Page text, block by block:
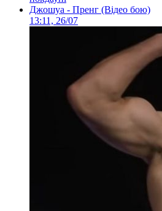
Джошуа - Пренг (Відео бою)
13:11, 26/07